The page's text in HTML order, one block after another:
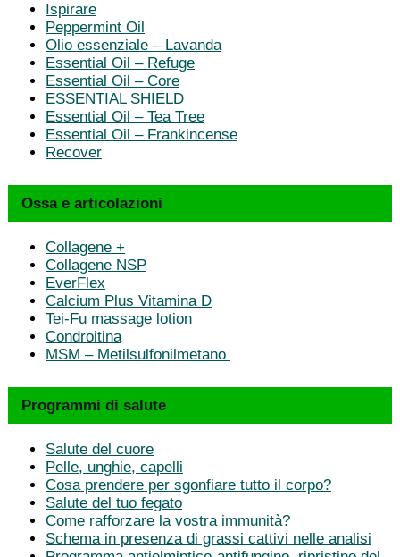
Ispirare
Peppermint Oil
Olio essenziale – Lavanda
Essential Oil – Refuge
Essential Oil – Core
ESSENTIAL SHIELD
Essential Oil – Tea Tree
Essential Oil – Frankincense
Recover
Ossa e articolazioni
Collagene +
Collagene NSP
EverFlex
Calcium Plus Vitamina D
Tei-Fu massage lotion
Condroitina
MSM – Metilsulfonilmetano
Programmi di salute
Salute del cuore
Pelle, unghie, capelli
Cosa prendere per sgonfiare tutto il corpo?
Salute del tuo fegato
Come rafforzare la vostra immunità?
Schema in presenza di grassi cattivi nelle analisi